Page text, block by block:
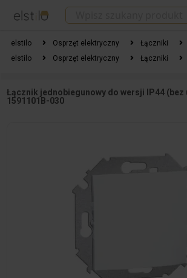
elstilo Osprzęt elektryczny Łączniki
elstilo
Osprzęt elektryczny Łączniki
Łącznik jednobiegunowy do wersji IP44 (bez
1591101B-030